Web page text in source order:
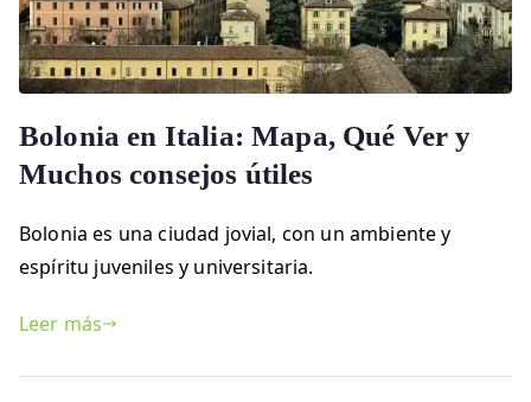
Bolonia en Italia: Mapa, Qué Ver y
Muchos consejos útiles
Bolonia es una ciudad jovial, con un ambiente y
espíritu juveniles y universitaria.
Leer más